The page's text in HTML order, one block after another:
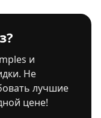
и
Не
лучшие
цене!